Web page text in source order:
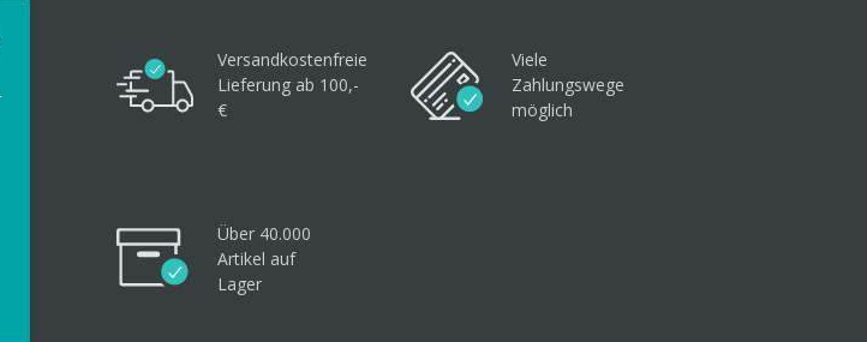
Versandkostenfreie
Lieferung ab 100,-
€
Viele
Zahlungswege
möglich
Über 40.000
Artikel auf
Lager